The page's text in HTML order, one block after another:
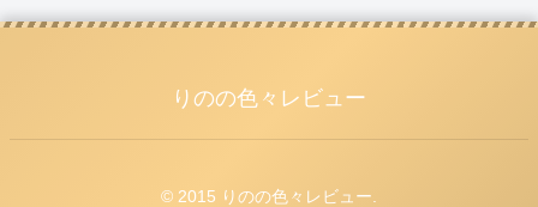
りのの色々レビュー
© 2015 りのの色々レビュー.